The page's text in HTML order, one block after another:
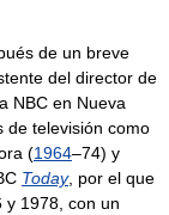
de un breve
del director de
NBC en Nueva
de televisión como
(1964–74) y
Today, por el que
y 1978, con un